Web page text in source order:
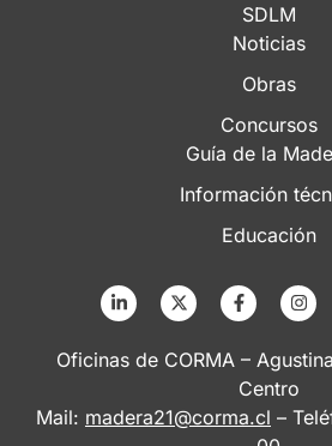
SDLM
Noticias
Obras
Concursos
Guía de la
Información
Educación
Oficinas de CORMA –
Centro
Mail: madera21@corma.cl –